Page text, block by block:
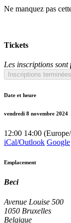
Ne manquez pas
Tickets
Les inscriptions sont
Inscriptions terminées
Date et heure
vendredi 8 novembre 2024
12:00 14:00 (
iCal/Outlook Google
Emplacement
Beci
Avenue Louise 500
1050 Bruxelles
Belgique